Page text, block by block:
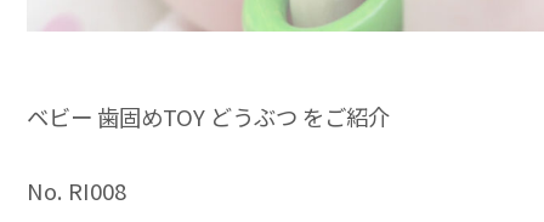
ベビー 歯固めTOY どうぶつ をご紹介
No. RI008